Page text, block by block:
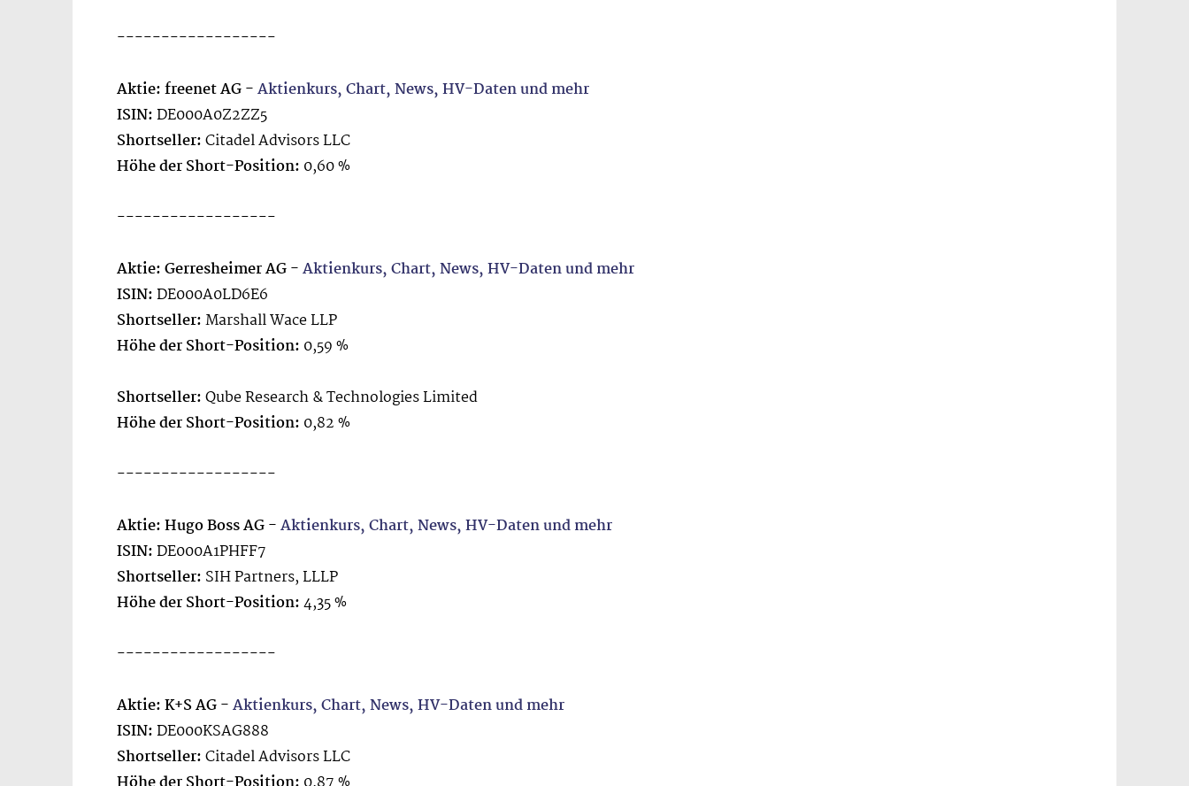
------------------
Aktie: freenet AG -Aktienkurs, Chart, News, HV-Daten und mehr
ISIN:DE000A0Z2ZZ5
Shortseller:Citadel Advisors LLC
Höhe der Short-Position: 0,60 %
------------------
Aktie: Gerresheimer AG -Aktienkurs, Chart, News, HV-Daten und mehr
ISIN:DE000A0LD6E6
Shortseller:Marshall Wace LLP
Höhe der Short-Position: 0,59 %
Shortseller:Qube Research & Technologies Limited
Höhe der Short-Position: 0,82 %
------------------
Aktie: Hugo Boss AG -Aktienkurs, Chart, News, HV-Daten und mehr
ISIN:DE000A1PHFF7
Shortseller: SIH Partners, LLLP
Höhe der Short-Position:4,35 %
------------------
Aktie: K+S AG -Aktienkurs, Chart, News, HV-Daten und mehr
ISIN:DE000KSAG888
Shortseller:Citadel Advisors LLC